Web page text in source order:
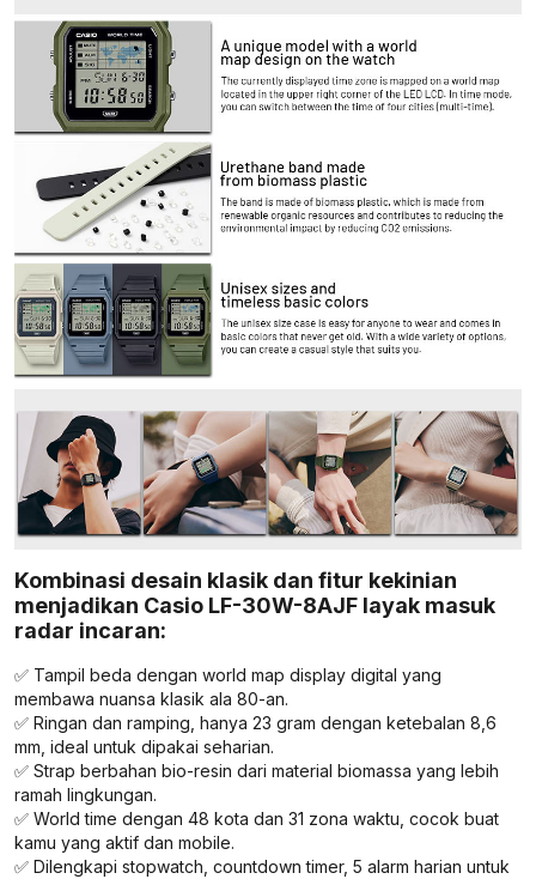
Kombinasi desain klasik dan fitur kekinian
menjadikan Casio LF-30W-8AJF layak masuk
radar incaran:
✅ Tampil beda dengan world map display digital yang
membawa nuansa klasik ala 80-an.
✅ Ringan dan ramping, hanya 23 gram dengan ketebalan 8,6
mm, ideal untuk dipakai seharian.
✅ Strap berbahan bio-resin dari material biomassa yang lebih
ramah lingkungan.
✅ World time dengan 48 kota dan 31 zona waktu, cocok buat
kamu yang aktif dan mobile.
✅ Dilengkapi stopwatch, countdown timer, 5 alarm harian untuk